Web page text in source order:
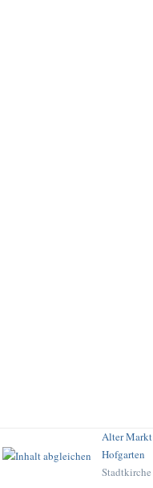
Alter Markt
Hofgarten
Stadtkirche